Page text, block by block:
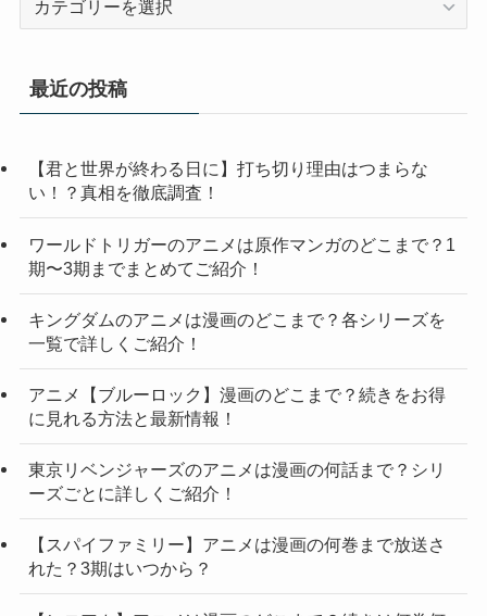
最近の投稿
【君と世界が終わる日に】打ち切り理由はつまらな
い！？真相を徹底調査！
ワールドトリガーのアニメは原作マンガのどこまで？1
期〜3期までまとめてご紹介！
キングダムのアニメは漫画のどこまで？各シリーズを
一覧で詳しくご紹介！
アニメ【ブルーロック】漫画のどこまで？続きをお得
に見れる方法と最新情報！
東京リベンジャーズのアニメは漫画の何話まで？シリ
ーズごとに詳しくご紹介！
【スパイファミリー】アニメは漫画の何巻まで放送さ
れた？3期はいつから？